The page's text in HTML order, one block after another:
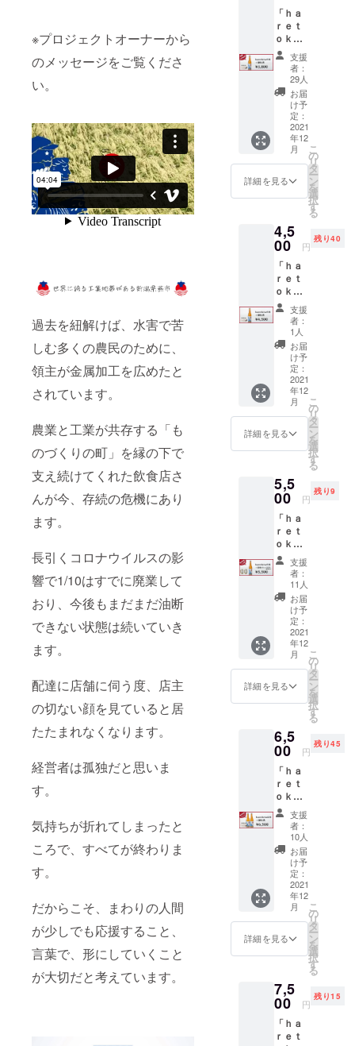
※プロジェクトオーナーから
のメッセージをご覧くださ
い。
過去を紐解けば、水害で苦
しむ多くの農民のために、
領主が金属加工を広めたと
されています。
農業と工業が共存する「も
のづくりの町」を縁の下で
支え続けてくれた飲食店さ
んが今、存続の危機にあり
ます。
長引くコロナウイルスの影
響で1/10はすでに廃業して
おり、今後もまだまだ油断
できない状態は続いていき
ます。
配達に店舗に伺う度、店主
の切ない顔を見ていると居
たたまれなくなります。
経営者は孤独だと思いま
す。
気持ちが折れてしまったと
ころで、すべてが終わりま
す。
だからこそ、まわりの人間
が少しでも応援すること、
言葉で、形にしていくこと
が大切だと考えています。
市立中学校
→バドミン
私立高校→
バドミント
国立大学→
バドミント
ン
（高校・大
学時代は全
国大会を経
現在→地元
バドミント
ンジュニア
チームの指
導中！！
社会人に
なってから
の経歴は、
教員を目指
すが、妻と
結婚し婿養
稼業でもあ
る小売酒屋
に就職。
只今、お酒
の勉強・飲
食店様への
対応・配達
をし、「地
域になくて
はならない
酒屋」を目
指し、日々
奮闘してお
「ｈａ
ｒｅｔ
ｏｋ
ｅ」１
本 早
割１
５％Ｏ
ＦＦ
【内
容】 ・
「清
酒 ｈ
ａｒｅ
ｔｏｋ
ｅ 純
米吟
ぼりた
て生原
酒」７
２０
ml：1本
・「想
いを込
めた御
礼状」
￥４，
５００
→￥３
，８０
（￥７
００ Ｏ
ＦＦ）
ｔｏｋ
ｅ 純
米吟
醸 し
ぼりた
て生原
酒≫ 酒
米：五
百万石
（燕市
産：ひ
うら農
場） 精
米歩
合：６
０％
（純米
ル度
数：１
（目標
値） 飲
み飽き
しない
燕市の
日本酒
を目指
し開
発・醸
造！！
五百万
石なら
の、コ
メの旨
れ、
スッキ
リとし
たのど
越し
支援
者：
29人
お届
け予
定：
2021
年12
月
詳細を見る
こ
の
リ
タ
ー
ン
を
選
択
す
る
4,5
00 円
残り40
「ｈａ
ｒｅｔ
ｏｋ
ｅ」１
本 【内
容】 ・
「清
酒 ｈ
ａｒｅ
ｔｏｋ
ｅ 純
米吟
醸 し
ぼりた
て生原
酒」７
ml：１
本 ・
「想い
を込め
た御礼
状」
￥４，
５００
≪清
酒 ｈ
ａｒｅ
ｔｏｋ
ｅ 純
米吟
醸 し
ぼりた
て生原
（燕市
産：ひ
うら農
場） 精
米歩
合：６
０％
（純米
吟醸規
格） ア
ルコー
ル度
数：１
７度
（目標
値） 飲
み飽き
を目指
し開
造！！
五百万
支援
者：
1人
お届
け予
定：
2021
年12
月
詳細を見る
こ
の
リ
タ
ー
ン
を
選
択
す
る
5,5
00 円
残り9
「ｈａ
ｒｅｔ
ｏｋ
ｅ」1
本″昆布
カッパ″
セット
【内
容】 ・
「清
酒 ｈ
ａｒｅ
ｔｏｋ
ｅ 純
米吟
醸 し
て生原
酒」７
２０
ml：１
本 ・
「昆布
カッパ
１５０
g」料亭
明治屋
謹製
（真空
パッ
ク）：
２ヶ ・
「想い
を込め
カッ
パ」賞
味期
限：７
日間
支援
者：
11人
お届
け予
定：
2021
年12
月
詳細を見る
こ
の
リ
タ
ー
ン
を
選
択
す
る
6,5
00 円
残り45
「ｈａ
ｒｅｔ
ｏｋ
ｅ」２
本セッ
ト 【内
容】 ・
「清
酒 ｈ
ａｒｅ
ｔｏｋ
ｅ 純
米吟
醸 し
ぼりた
て生原
２０
ml：２
本 ・
「想い
を込め
支援
者：
10人
お届
け予
定：
2021
年12
月
詳細を見る
こ
の
リ
タ
ー
ン
を
選
択
す
る
7,5
00 円
残り15
「ｈａ
ｒｅｔ